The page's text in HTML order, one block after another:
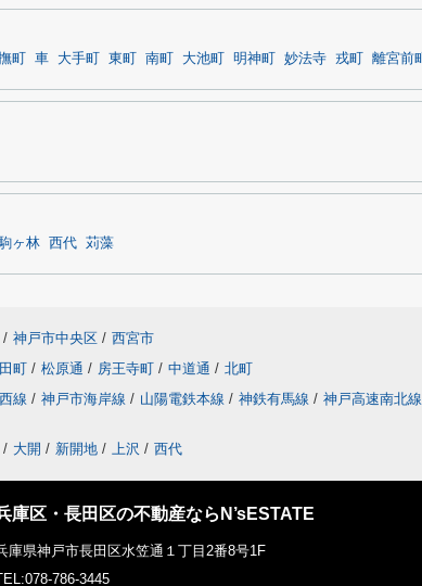
町 車 大手町 東町 南町 大池町 明神町 妙法寺 戎町 離宮前町
ヶ林 西代 苅藻
/ 神戸市中央区 / 西宮市
町 / 松原通 / 房王寺町 / 中道通 / 北町
線 / 神戸市海岸線 / 山陽電鉄本線 / 神鉄有馬線 / 神戸高速南北線
/ 大開 / 新開地 / 上沢 / 西代
庫区・長田区の不動産ならN’sESTATE
庫県神戸市長田区水笠通１丁目2番8号1F
786-3445